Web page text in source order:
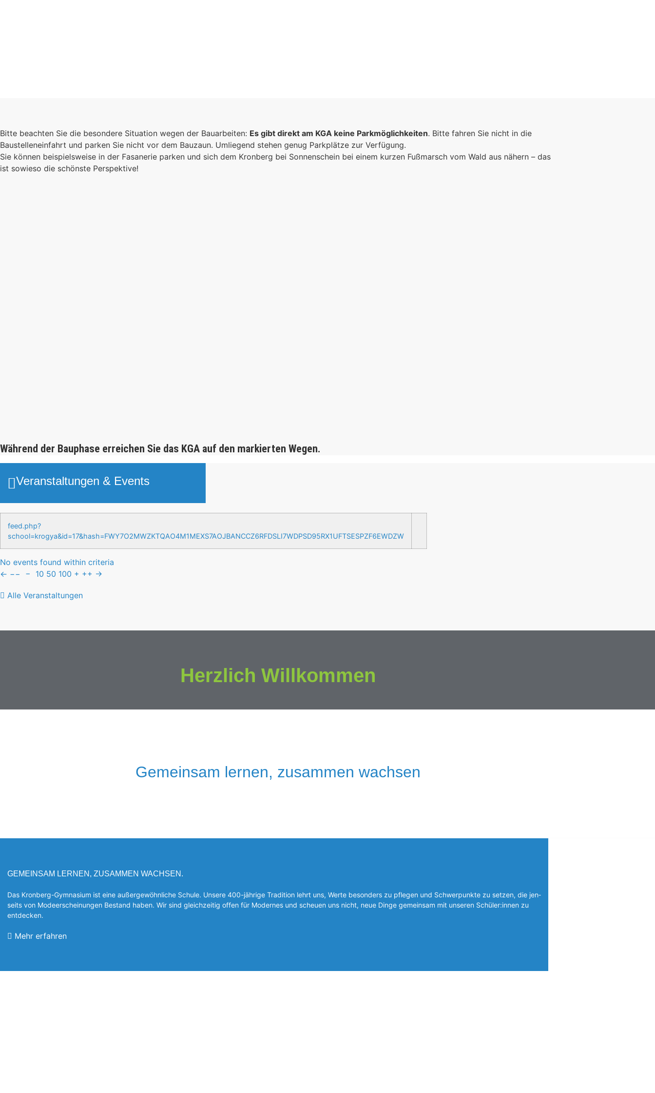
Es kommt auf jeden
Einzelnen an, zusammen
sind wir eine starke
Bitte beachten Sie die besondere Situation wegen der Bauarbeiten: Es gibt direkt am KGA keine Parkmöglichkeiten. Bitte fahren Sie nicht in die
Baustelleneinfahrt und parken Sie nicht vor dem Bauzaun. Umliegend stehen genug Parkplätze zur Verfügung.
Sie können beispielsweise in der Fasanerie parken und sich dem Kronberg bei Sonnenschein bei einem kurzen Fußmarsch vom Wald aus nähern – das
ist sowieso die schönste Perspektive!
Während der Bauphase erreichen Sie das KGA auf den markierten Wegen.
Veranstaltungen & Events
feed.php?
school=krogya&id=17&hash=FWY7O2MWZKTQAO4M1MEXS7AOJBANCCZ6RFDSLI7WDPSD95RX1UFTSESPZF6EWDZW
No events found within criteria
← −− − 10 50 100 + ++ →
Alle Veranstaltungen
Herzlich Willkommen
Gemeinsam lernen, zusammen wachsen
GEMEINSAM LERNEN, ZUSAMMEN WACHSEN.
Das Kronberg-Gymnasium ist eine außergewöhnliche Schule. Unsere 400-jährige Tradition lehrt uns, Werte besonders zu pflegen und Schwerpunkte zu setzen, die jen­
seits von Modeerscheinungen Be­stand haben. Wir sind gleichzeitig offen für Modernes und scheuen uns nicht, neue Dinge gemeinsam mit unseren Schüler:innen zu
entde­cken.
Mehr erfahren